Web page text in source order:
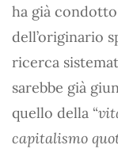
ha già
dell’originario
ricerca
sarebbe già
quello della “
capitalismo